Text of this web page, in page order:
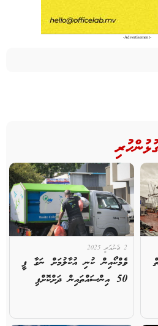
-Advertisement-
2 ޖެނުއަރީ 2025
ވެމްކޯއިން ކުނި އުކާލުމަށް ނަގާ ފީ
50 އިންސައްތައިން ދަށްކޮށްފި